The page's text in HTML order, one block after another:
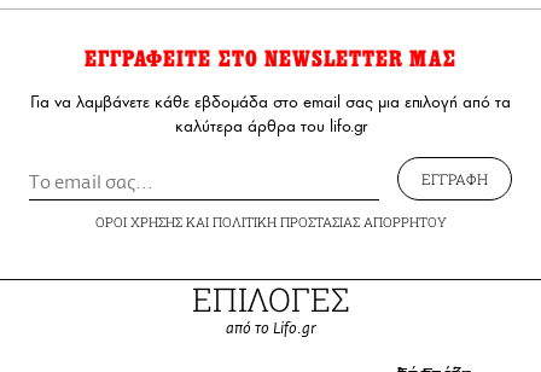
ΕΓΓΡΑΦΕΙΤΕ ΣΤΟ NEWSLETTER ΜΑΣ
Για να λαμβάνετε κάθε εβδομάδα στο email σας μια επιλογή από τα
καλύτερα άρθρα του lifo.gr
ΕΓΓΡΑΦΗ
ΟΡΟΙ ΧΡΗΣΗΣΚΑΙ ΠΟΛΙΤΙΚΗ ΠΡΟΣΤΑΣΙΑΣ ΑΠΟΡΡΗΤΟΥ
ΕΠΙΛΟΓΕΣ
από το Lifo.gr